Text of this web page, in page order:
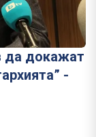
да докажат
-